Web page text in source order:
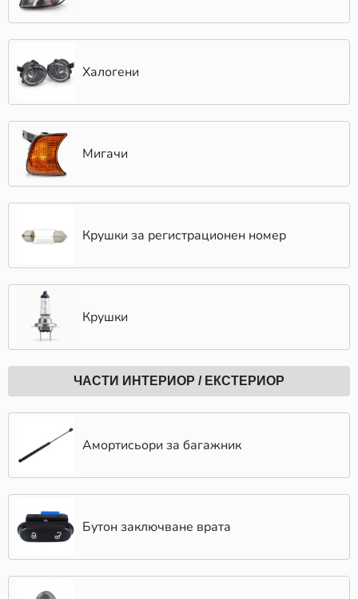
Халогени
Мигачи
Крушки за регистрационен номер
Крушки
ЧАСТИ ИНТЕРИОР / ЕКСТЕРИОР
Амортисьори за багажник
Бутон заключване врата